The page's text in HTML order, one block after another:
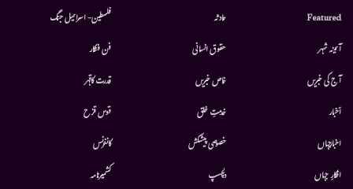
Featured
آئینہ شہر
آج کی خبریں
أخبار
اخبارجہاں
افکارِ جہاں
حادثہ
حقوق انسانی
خاص خبریں
خدمتِ خلق
خصوصی پیشکش
دلچسپ
فلسطین- اسرائیل جنگ
فن فنکار
قدرت کاقہر
قوس قزح
کانفرنس
کشمیرنامہ